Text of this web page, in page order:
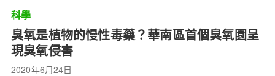
科學
臭氧是植物的慢性毒藥？華南區首個臭氧園呈
現臭氧侵害
2020年6月24日